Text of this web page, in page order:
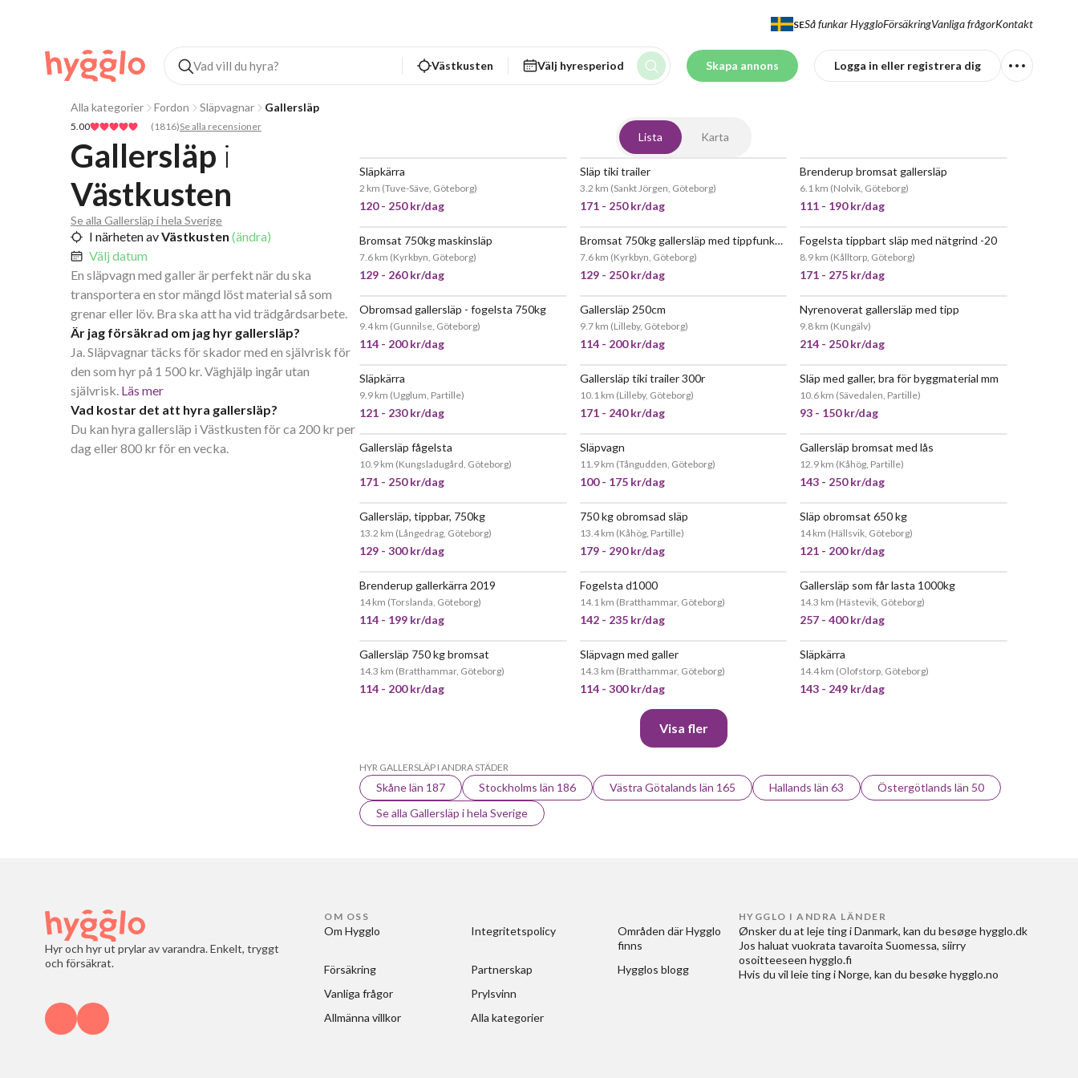
SESå funkar HyggloFörsäkringVanliga frågorKontakt
Västkusten Välj hyresperiod Skapa annons Logga in eller registrera dig
Alla kategorier Fordon Släpvagnar Gallersläp
5.00 ( 1816)Se alla recensioner
Gallersläp i
Västkusten
Se alla Gallersläp i hela Sverige
I närheten avVästkusten (ändra)
Välj datum
En släpvagn med galler är perfekt när du ska
transportera en stor mängd löst material så som
grenar eller löv. Bra ska att ha vid trädgårdsarbete.
Är jag försäkrad om jag hyr gallersläp?
Ja. Släpvagnar täcks för skador med en självrisk för
den som hyr på 1 500 kr. Väghjälp ingår utan
självrisk. Läs mer
Vad kostar det att hyra gallersläp?
Du kan hyra gallersläp i Västkusten för ca 200 kr per
dag eller 800 kr för en vecka.
Lista Karta
Släpkärra
2 km (Tuve-Säve, Göteborg)
120 - 250 kr/dag
Släp tiki trailer
3.2 km (Sankt Jörgen, Göteborg)
171 - 250 kr/dag
JÄTTEPOPULÄR
Brenderup bromsat gallersläp
6.1 km (Nolvik, Göteborg)
111 - 190 kr/dag
JÄTTEPOPULÄR
Bromsat 750kg maskinsläp
7.6 km (Kyrkbyn, Göteborg)
129 - 260 kr/dag
JÄTTEPOPULÄR Bromsat 750kg gallersläp med tippfunktion
7.6 km (Kyrkbyn, Göteborg)
129 - 250 kr/dag
JÄTTEPOPULÄR
Fogelsta tippbart släp med nätgrind -20
8.9 km (Kålltorp, Göteborg)
171 - 275 kr/dag
JÄTTEPOPULÄR
Obromsad gallersläp - fogelsta 750kg
9.4 km (Gunnilse, Göteborg)
114 - 200 kr/dag
Gallersläp 250cm
9.7 km (Lilleby, Göteborg)
114 - 200 kr/dag
JÄTTEPOPULÄR
Nyrenoverat gallersläp med tipp
9.8 km (Kungälv)
214 - 250 kr/dag
Släpkärra
9.9 km (Ugglum, Partille)
121 - 230 kr/dag
JÄTTEPOPULÄR
Gallersläp tiki trailer 300r
10.1 km (Lilleby, Göteborg)
171 - 240 kr/dag
JÄTTEPOPULÄR
Släp med galler, bra för byggmaterial mm
10.6 km (Sävedalen, Partille)
93 - 150 kr/dag
Gallersläp fågelsta
10.9 km (Kungsladugård, Göteborg)
171 - 250 kr/dag
Släpvagn
11.9 km (Tångudden, Göteborg)
100 - 175 kr/dag
JÄTTEPOPULÄR
Gallersläp bromsat med lås
12.9 km (Kåhög, Partille)
143 - 250 kr/dag
JÄTTEPOPULÄR
Gallersläp, tippbar, 750kg
13.2 km (Långedrag, Göteborg)
129 - 300 kr/dag
750 kg obromsad släp
13.4 km (Kåhög, Partille)
179 - 290 kr/dag
Släp obromsat 650 kg
14 km (Hällsvik, Göteborg)
121 - 200 kr/dag
Brenderup gallerkärra 2019
14 km (Torslanda, Göteborg)
114 - 199 kr/dag
Fogelsta d1000
14.1 km (Bratthammar, Göteborg)
142 - 235 kr/dag
JÄTTEPOPULÄR
Gallersläp som får lasta 1000kg
14.3 km (Hästevik, Göteborg)
257 - 400 kr/dag
JÄTTEPOPULÄR
Gallersläp 750 kg bromsat
14.3 km (Bratthammar, Göteborg)
114 - 200 kr/dag
Släpvagn med galler
14.3 km (Bratthammar, Göteborg)
114 - 300 kr/dag
Släpkärra
14.4 km (Olofstorp, Göteborg)
143 - 249 kr/dag
Visa fler
HYR GALLERSLÄP I ANDRA STÄDER
Skåne län 187 Stockholms län 186 Västra Götalands län 165 Hallands län 63
Östergötlands län 50
Se alla Gallersläp i hela Sverige
Hyr och hyr ut prylar av varandra. Enkelt, tryggt
och försäkrat.
OM OSS
Om Hygglo
Försäkring
Vanliga frågor
Allmänna villkor
Integritetspolicy
Partnerskap
Prylsvinn
Alla kategorier
Områden där Hygglo
finns
Hygglos blogg
HYGGLO I ANDRA LÄNDER
Ønsker du at leje ting i Danmark, kan du besøge hygglo.dk
Jos haluat vuokrata tavaroita Suomessa, siirry
osoitteeseen hygglo.fi
Hvis du vil leie ting i Norge, kan du besøke hygglo.no